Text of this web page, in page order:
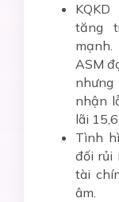
tăng
ASM
nhận
lãi
Tình
đối rủi
tài
âm.